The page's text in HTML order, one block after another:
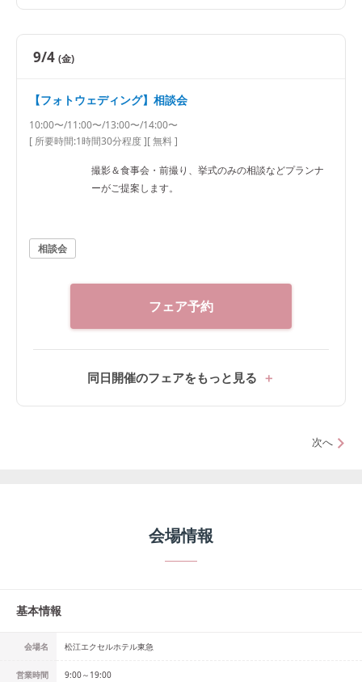
9/4 (金)
【フォトウェディング】相談会
10:00〜/11:00〜/13:00〜/14:00〜
[ 所要時間:1時間30分程度][ 無料 ]
撮影＆食事会・前撮り、挙式のみの相談などプランナ
ーがご提案します。
相談会
フェア予約
同日開催のフェアをもっと見る
次へ
会場情報
基本情報
会場名 松江エクセルホテル東急
営業時間 9:00～19:00